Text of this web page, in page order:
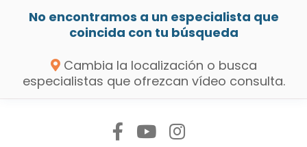
No encontramos a un especialista que
coincida con tu búsqueda
Cambia la localización o busca
especialistas que ofrezcan vídeo consulta.